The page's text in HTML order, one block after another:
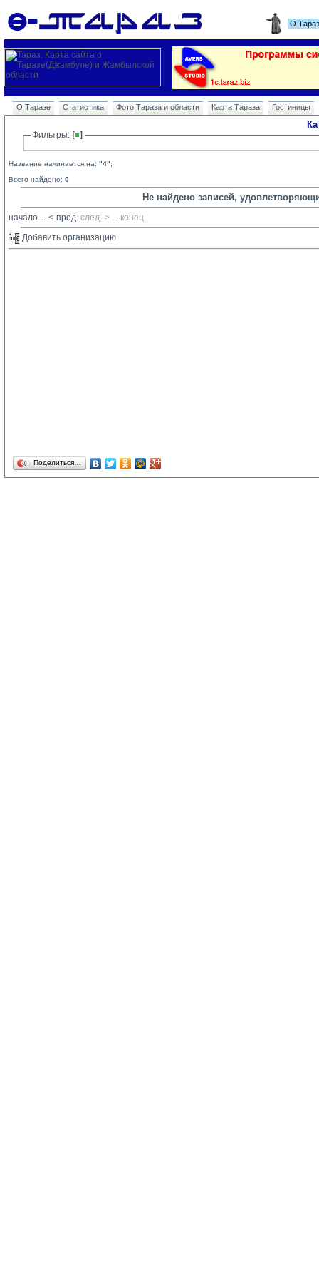
О
О Таразе Статистика Фото Тараза и области Карта Тараза Гостиницы
Фильтры:
Название начинается на: "4";
Всего найдено: 0
Не найдено записей,
начало ... <-пред. след.-> ... конец
Добавить организацию
Поделиться…